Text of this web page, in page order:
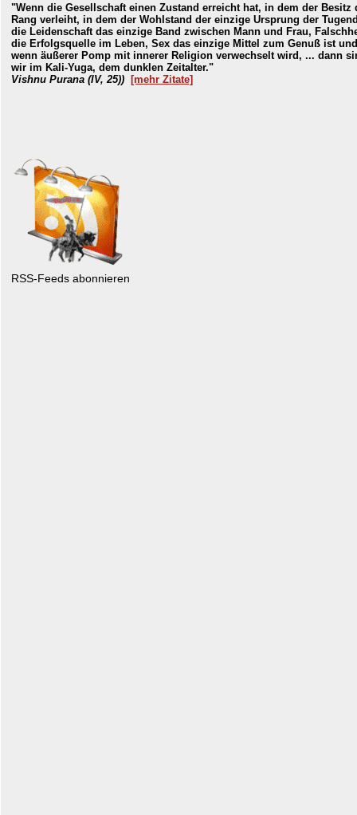
"Wenn die Gesellschaft einen Zustand erreicht hat, in dem der Besitz
Rang verleiht, in dem der Wohlstand der einzige Ursprung der
die Leidenschaft das einzige Band zwischen Mann und Frau,
die Erfolgsquelle im Leben, Sex das einzige Mittel zum Genuß ist und
wenn äußerer Pomp mit innerer Religion verwechselt wird, ... dann
wir im Kali-Yuga, dem dunklen Zeitalter."
Vishnu Purana (IV, 25))
[mehr Zitate]
RSS-Feeds abonnieren